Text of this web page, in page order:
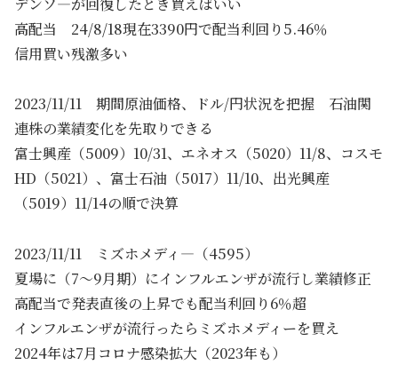
高配当 24/8/18現在3390円で配当利回り5.46％
信用買い残激多い
2023/11/11 期間原油価格、ドル/円状況を把握 石油関
連株の業績変化を先取りできる
富士興産（5009）10/31、エネオス（5020）11/8、コスモ
HD（5021）、富士石油（5017）11/10、出光興産
（5019）11/14の順で決算
2023/11/11 ミズホメディ―（4595）
夏場に（7～9月期）にインフルエンザが流行し業績修正
高配当で発表直後の上昇でも配当利回り6％超
インフルエンザが流行ったらミズホメディーを買え
2024年は7月コロナ感染拡大（2023年も）